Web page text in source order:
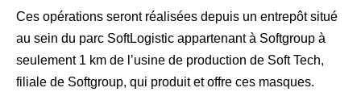
Ces opérations seront réalisées depuis un entrepôt situé
au sein du parc SoftLogistic appartenant à Softgroup à
seulement 1 km de l’usine de production de Soft Tech,
filiale de Softgroup, qui produit et offre ces masques.